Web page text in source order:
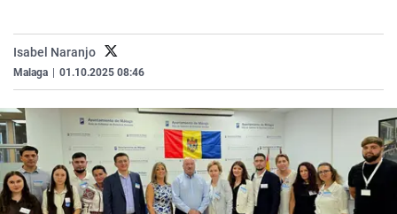
Isabel Naranjo
Malaga 01.10.2025 08:46